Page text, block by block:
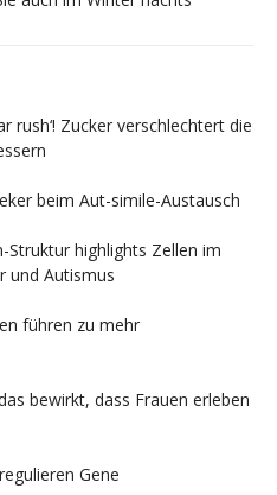
rush‘! Zucker verschlechtert die
beim Aut-simile-Austausch
Struktur highlights Zellen im
und Autismus
führen zu mehr
bewirkt, dass Frauen erleben
Gene